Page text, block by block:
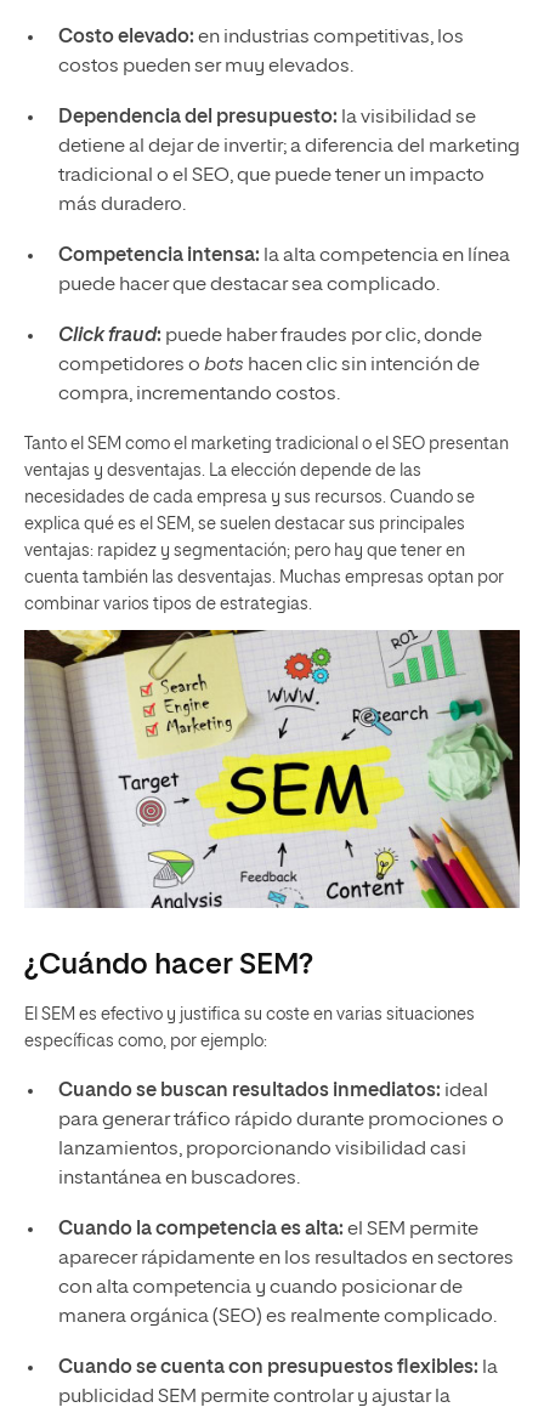
Costo elevado: en industrias competitivas, los
costos pueden ser muy elevados.
Dependencia del presupuesto: la visibilidad se
detiene al dejar de invertir; a diferencia del marketing
tradicional o el SEO, que puede tener un impacto
más duradero.
Competencia intensa: la alta competencia en línea
puede hacer que destacar sea complicado.
Click fraud: puede haber fraudes por clic, donde
competidores o bots hacen clic sin intención de
compra, incrementando costos.
Tanto el SEM como el marketing tradicional o el SEO presentan
ventajas y desventajas. La elección depende de las
necesidades de cada empresa y sus recursos. Cuando se
explica qué es el SEM, se suelen destacar sus principales
ventajas: rapidez y segmentación; pero hay que tener en
cuenta también las desventajas. Muchas empresas optan por
combinar varios tipos de estrategias.
¿Cuándo hacer SEM?
El SEM es efectivo y justifica su coste en varias situaciones
específicas como, por ejemplo:
Cuando se buscan resultados inmediatos: ideal
para generar tráfico rápido durante promociones o
lanzamientos, proporcionando visibilidad casi
instantánea en buscadores.
Cuando la competencia es alta: el SEM permite
aparecer rápidamente en los resultados en sectores
con alta competencia y cuando posicionar de
manera orgánica (SEO) es realmente complicado.
Cuando se cuenta con presupuestos flexibles: la
publicidad SEM permite controlar y ajustar la